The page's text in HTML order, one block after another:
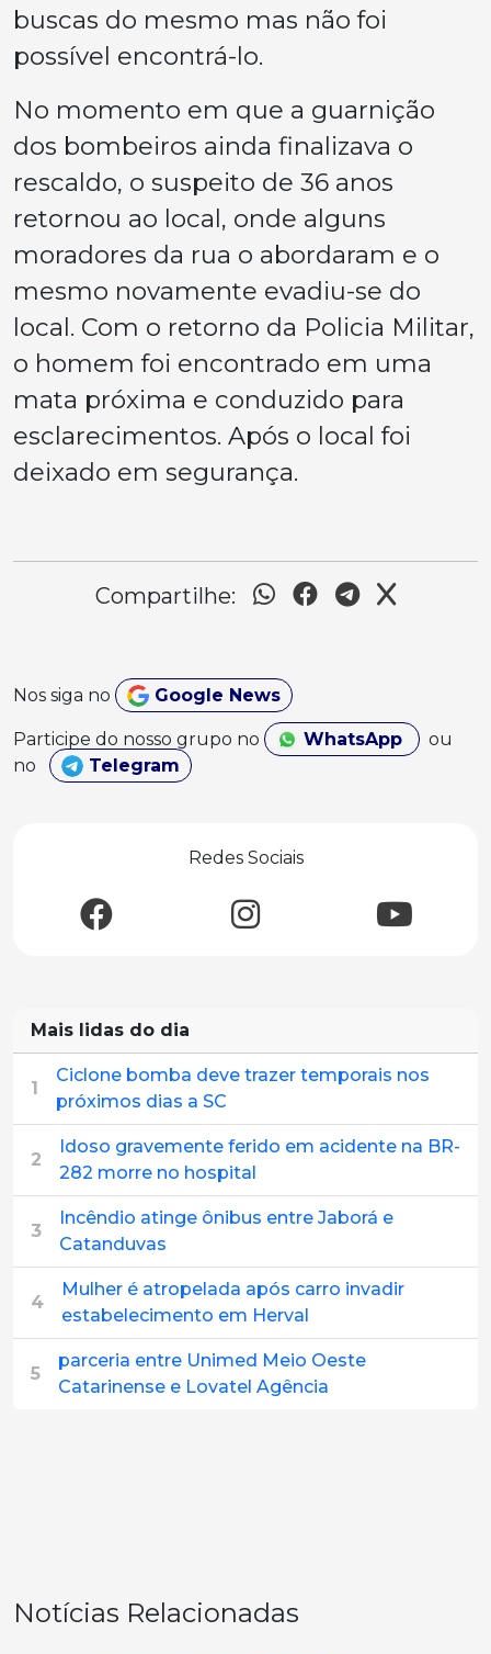
buscas do mesmo mas não foi
possível encontrá-lo.
No momento em que a guarnição
dos bombeiros ainda finalizava o
rescaldo, o suspeito de 36 anos
retornou ao local, onde alguns
moradores da rua o abordaram e o
mesmo novamente evadiu-se do
local. Com o retorno da Policia Militar,
o homem foi encontrado em uma
mata próxima e conduzido para
esclarecimentos. Após o local foi
deixado em segurança.
Compartilhe:
Nos siga no Google News
Participe do nosso grupo no WhatsApp
ou
no
Telegram
Redes Sociais
Mais lidas do dia
1
Ciclone bomba deve trazer temporais nos
próximos dias a SC
2
Idoso gravemente ferido em acidente na BR-
282 morre no hospital
3
Incêndio atinge ônibus entre Jaborá e
Catanduvas
4
Mulher é atropelada após carro invadir
estabelecimento em Herval
5
parceria entre Unimed Meio Oeste
Catarinense e Lovatel Agência
Notícias Relacionadas